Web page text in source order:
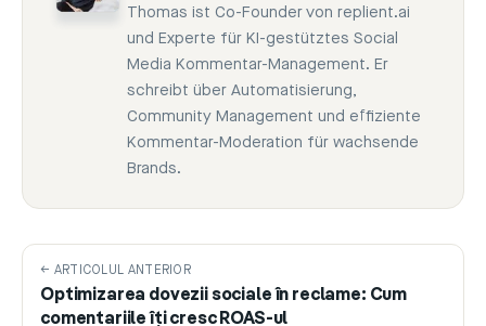
Thomas ist Co-Founder von replient.ai
und Experte für KI-gestütztes Social
Media Kommentar-Management. Er
schreibt über Automatisierung,
Community Management und effiziente
Kommentar-Moderation für wachsende
Brands.
← ARTICOLUL ANTERIOR
Optimizarea dovezii sociale în reclame: Cum
comentariile îți cresc ROAS-ul